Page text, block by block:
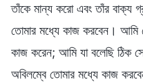
তাঁকে মান্য করো এবং তাঁর বাক্য
তোমার মধ্যে কাজ করবেন। আমি
কাজ করেন; আমি যা বলেছি ঠিক
অবিলম্বে তোমার মধ্যে কাজ